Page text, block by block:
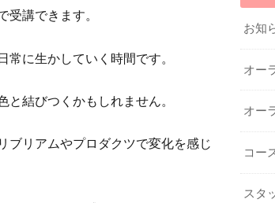
受講できます。
に生かしていく時間です。
結びつくかもしれません。
ブリアムやプロダクツで変化を感じ
お知
オー
オー
コー
スタ